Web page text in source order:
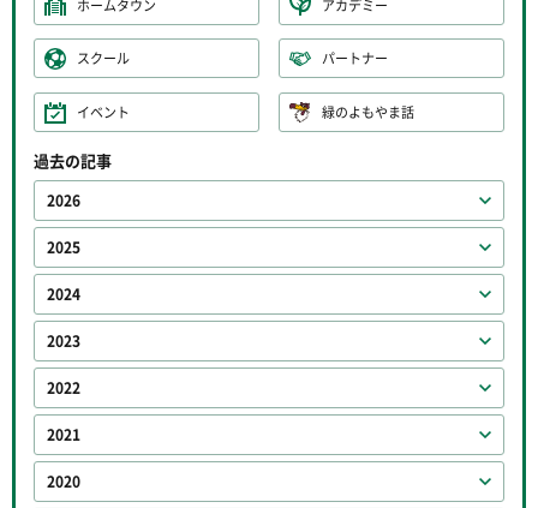
ホームタウン アカデミー
スクール パートナー
イベント 緑のよもやま話
過去の記事
2026
2025
2024
2023
2022
2021
2020